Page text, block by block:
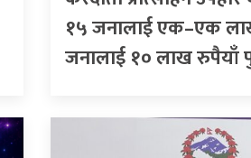
१५ जनालाई एक–एक
जनालाई १० लाख रुपैयाँ